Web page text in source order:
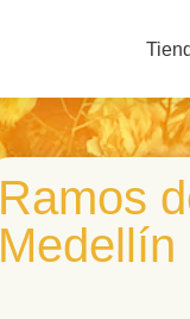
Ramos
Medellín